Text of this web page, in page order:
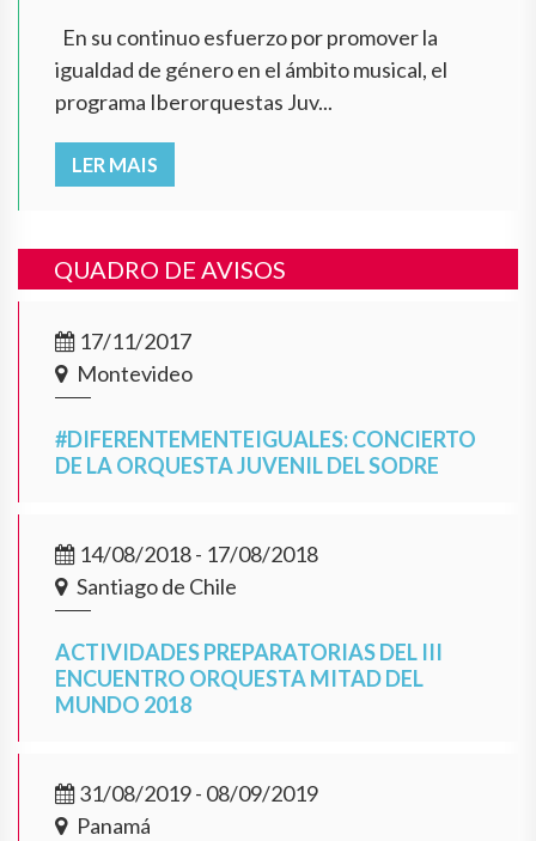
En su continuo esfuerzo por promover la
igualdad de género en el ámbito musical, el
programa Iberorquestas Juv...
LER MAIS
QUADRO DE AVISOS
17/11/2017
Montevideo
#DIFERENTEMENTEIGUALES: CONCIERTO
DE LA ORQUESTA JUVENIL DEL SODRE
14/08/2018 - 17/08/2018
Santiago de Chile
ACTIVIDADES PREPARATORIAS DEL III
ENCUENTRO ORQUESTA MITAD DEL
MUNDO 2018
31/08/2019 - 08/09/2019
Panamá